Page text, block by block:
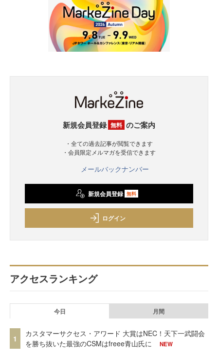
新規会員登録 無料 のご案内
・全ての過去記事が閲覧できます
・会員限定メルマガを受信できます
メールバックナンバー
新規会員登録 無料
ログイン
アクセスランキング
今日 月間
1
カスタマーサクセス・アワード 大賞はNEC！天下一武闘会
を勝ち抜いた最強のCSMはfreee青山氏に
NEW